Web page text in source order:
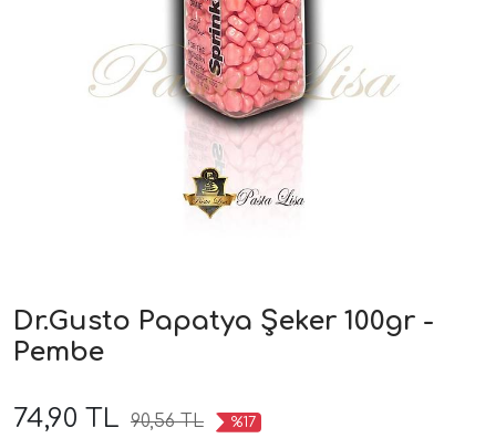
Dr.Gusto Papatya Şeker 100gr -
Pembe
74,90 TL 90,56 TL %17